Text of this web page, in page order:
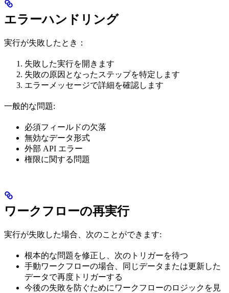
エラーハンドリング
実行が失敗したとき：
失敗した実行を開きます
失敗の原因となったステップを特定します
エラーメッセージで詳細を確認します
一般的な問題:
必須フィールドの欠落
無効なデータ形式
外部 API エラー
権限に関する問題
ワークフローの再実行
実行が失敗した場合、次のことができます:
根本的な問題を修正し、次のトリガーを待つ
手動ワークフローの場合、同じデータまたは更新した
データで再度トリガーする
今後の失敗を防ぐためにワークフローのロジックを見